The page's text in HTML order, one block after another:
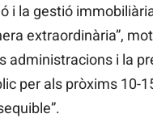
i la gestió
extraordinària”,
administracions i la
per als pròxims 10-